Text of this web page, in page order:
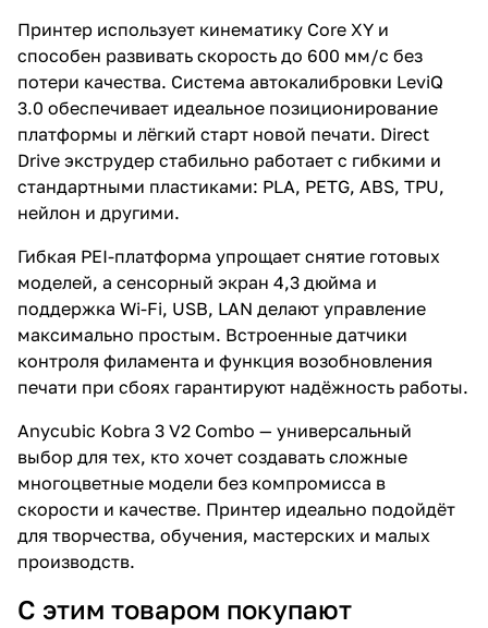
Принтер использует кинематику Core XY и
способен развивать скорость до 600 мм/с без
потери качества. Система автокалибровки LeviQ
3.0 обеспечивает идеальное позиционирование
платформы и лёгкий старт новой печати. Direct
Drive экструдер стабильно работает с гибкими и
стандартными пластиками: PLA, PETG, ABS, TPU,
нейлон и другими.
Гибкая PEI-платформа упрощает снятие готовых
моделей, а сенсорный экран 4,3 дюйма и
поддержка Wi-Fi, USB, LAN делают управление
максимально простым. Встроенные датчики
контроля филамента и функция возобновления
печати при сбоях гарантируют надёжность работы.
Anycubic Kobra 3 V2 Combo — универсальный
выбор для тех, кто хочет создавать сложные
многоцветные модели без компромисса в
скорости и качестве. Принтер идеально подойдёт
для творчества, обучения, мастерских и малых
производств.
С этим товаром покупают